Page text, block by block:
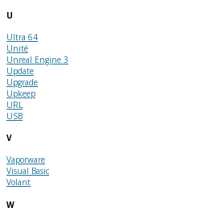
U
Ultra 64
Unité
Unreal Engine 3
Update
Upgrade
Upkeep
URL
USB
V
Vaporware
Visual Basic
Volant
W